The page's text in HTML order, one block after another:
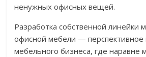
ненужных офисных вещей.
Разработка собственной линейки
офисной мебели — перспективное
мебельного бизнеса, где наравне